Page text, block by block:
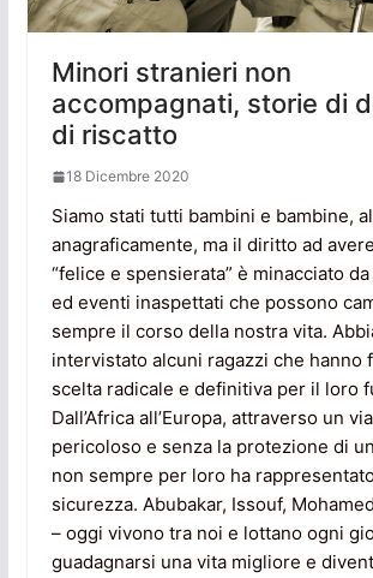
Minori stranieri non
accompagnati, storie di
di riscatto
18 Dicembre 2020
Siamo stati tutti bambini e bambine,
anagraficamente, ma il diritto ad
“felice e spensierata” è minacciato
ed eventi inaspettati che possono
sempre il corso della nostra vita.
intervistato alcuni ragazzi che hanno
scelta radicale e definitiva per il loro
Dall’Africa all’Europa, attraverso un
pericoloso e senza la protezione di
non sempre per loro ha
sicurezza. Abubakar, Issouf,
– oggi vivono tra noi e lottano ogni
guadagnarsi una vita migliore e